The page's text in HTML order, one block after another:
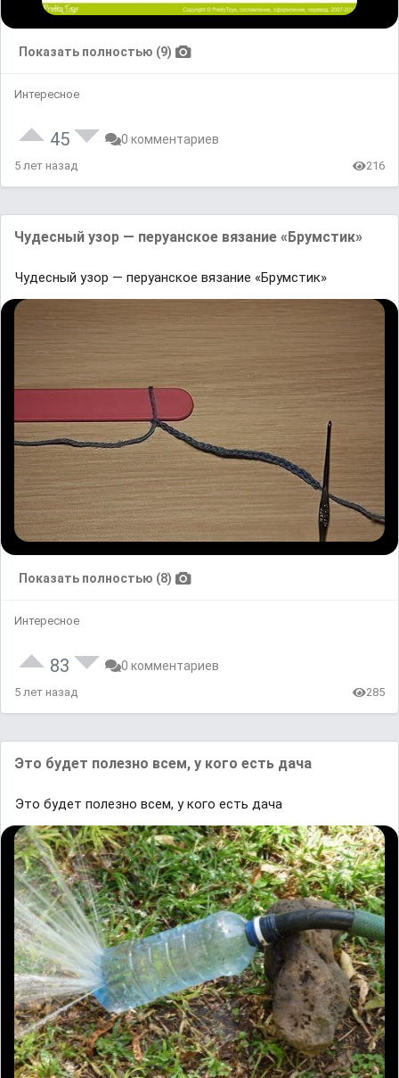
Показать полностью (9)
Интересное
45 0 комментариев
5 лет назад 216
Чудесный узор — перуанское вязание «Брумстик»
Чудесный узор — перуанское вязание «Брумстик»
Показать полностью (8)
Интересное
83 0 комментариев
5 лет назад 285
Это будет полезно всем, у кого есть дача
Это будет полезно всем, у кого есть дача